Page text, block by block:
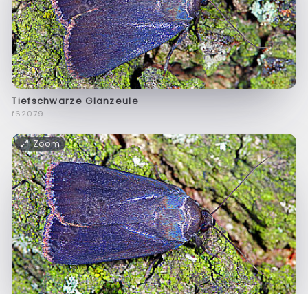
Tiefschwarze Glanzeule
f62079
Zoom